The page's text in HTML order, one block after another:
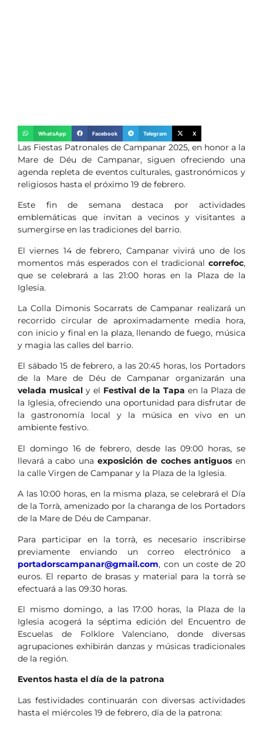
WhatsApp Facebook Telegram X
Las Fiestas Patronales de Campanar 2025, en honor a la
Mare de Déu de Campanar, siguen ofreciendo una
agenda repleta de eventos culturales, gastronómicos y
religiosos hasta el próximo 19 de febrero.
Este fin de semana destaca por actividades
emblemáticas que invitan a vecinos y visitantes a
sumergirse en las tradiciones del barrio.
El viernes 14 de febrero, Campanar vivirá uno de los
momentos más esperados con el tradicional correfoc,
que se celebrará a las 21:00 horas en la Plaza de la
Iglesia.
La Colla Dimonis Socarrats de Campanar realizará un
recorrido circular de aproximadamente media hora,
con inicio y final en la plaza, llenando de fuego, música
y magia las calles del barrio.
El sábado 15 de febrero, a las 20:45 horas, los Portadors
de la Mare de Déu de Campanar organizarán una
velada musicaly el Festival de la Tapa en la Plaza de
la Iglesia, ofreciendo una oportunidad para disfrutar de
la gastronomía local y la música en vivo en un
ambiente festivo.
El domingo 16 de febrero, desde las 09:00 horas, se
llevará a cabo una exposición de coches antiguos en
la calle Virgen de Campanar y la Plaza de la Iglesia.
A las 10:00 horas, en la misma plaza, se celebrará el Día
de la Torrà, amenizado por la charanga de los Portadors
de la Mare de Déu de Campanar.
Para participar en la torrà, es necesario inscribirse
previamente enviando un correo electrónico a
portadorscampanar@gmail.com, con un coste de 20
euros. El reparto de brasas y material para la torrà se
efectuará a las 09:30 horas.
El mismo domingo, a las 17:00 horas, la Plaza de la
Iglesia acogerá la séptima edición del Encuentro de
Escuelas de Folklore Valenciano, donde diversas
agrupaciones exhibirán danzas y músicas tradicionales
de la región.
Eventos hasta el día de la patrona
Las festividades continuarán con diversas actividades
hasta el miércoles 19 de febrero, día de la patrona: